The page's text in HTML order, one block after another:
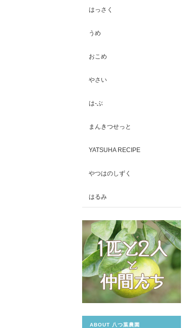
はっさく
うめ
おこめ
やさい
は-ぶ
まんきつせっと
YATSUHA RECIPE
やつはのしずく
はるみ
ABOUT 八つ葉農園